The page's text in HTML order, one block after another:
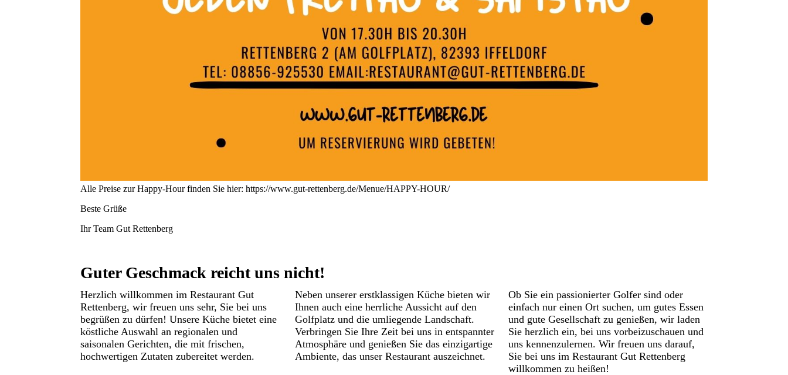
Alle Preise zur Happy-Hour finden Sie hier: https://www.gut-rettenberg.de/Menue/HAPPY-HOUR/
Beste Grüße
Ihr Team Gut Rettenberg
Guter Geschmack reicht uns nicht!
Herzlich willkommen im Restaurant Gut
Rettenberg, wir freuen uns sehr, Sie bei uns
begrüßen zu dürfen! Unsere Küche bietet eine
köstliche Auswahl an regionalen und
saisonalen Gerichten, die mit frischen,
hochwertigen Zutaten zubereitet werden.
Neben unserer erstklassigen Küche bieten wir
Ihnen auch eine herrliche Aussicht auf den
Golfplatz und die umliegende Landschaft.
Verbringen Sie Ihre Zeit bei uns in entspannter
Atmosphäre und genießen Sie das einzigartige
Ambiente, das unser Restaurant auszeichnet.
Ob Sie ein passionierter Golfer sind oder
einfach nur einen Ort suchen, um gutes Essen
und gute Gesellschaft zu genießen, wir laden
Sie herzlich ein, bei uns vorbeizuschauen und
uns kennenzulernen. Wir freuen uns darauf,
Sie bei uns im Restaurant Gut Rettenberg
willkommen zu heißen!